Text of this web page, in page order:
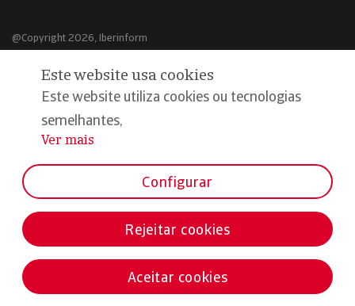
@Copyright 2026, Iberinform
Aviso legal
Política de cookies
Declaração de privacidade
Este website usa cookies
Este website utiliza cookies ou tecnologias
semelhantes,
...
Ver mais
Configurar
Rejeitar cookies
Aceitar cookies